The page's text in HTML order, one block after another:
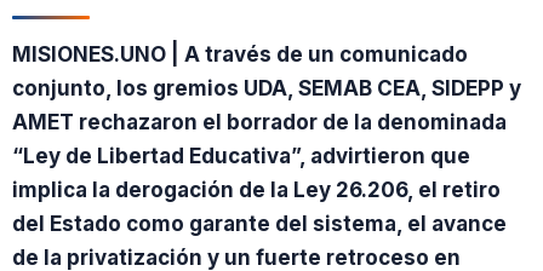
MISIONES.UNO | A través de un comunicado
conjunto, los gremios UDA, SEMAB CEA, SIDEPP y
AMET rechazaron el borrador de la denominada
“Ley de Libertad Educativa”, advirtieron que
implica la derogación de la Ley 26.206, el retiro
del Estado como garante del sistema, el avance
de la privatización y un fuerte retroceso en